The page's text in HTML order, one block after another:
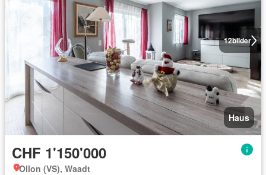
12bilder
Haus
CHF 1'150'000
Ollon (VS), Waadt